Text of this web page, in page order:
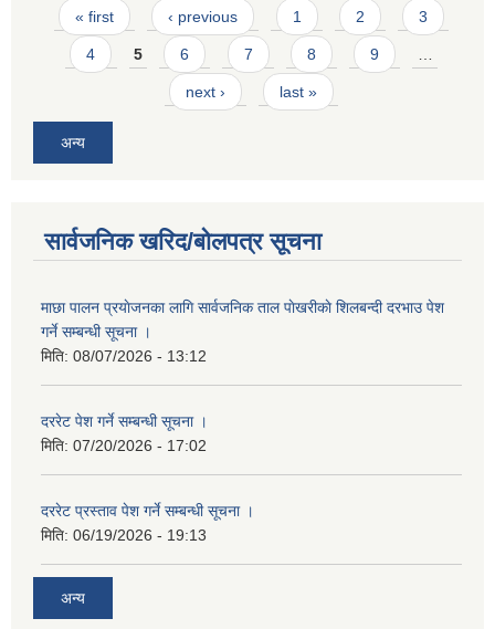
Pages
« first ‹ previous 1 2 3
4 5 6 7 8 9
next › last »
अन्य
सार्वजनिक खरिद/बोलपत्र सूचना
माछा पालन प्रयाेजनका लागि सार्वजनिक ताल पाेखरीकाे शिलबन्दी दरभाउ पेश
गर्ने सम्बन्धी सूचना ।
मिति: 08/07/2026 - 13:12
दररेट पेश गर्ने सम्बन्धी सूचना ।
मिति: 07/20/2026 - 17:02
दररेट प्रस्ताव पेश गर्ने सम्बन्धी सूचना ।
मिति: 06/19/2026 - 19:13
अन्य